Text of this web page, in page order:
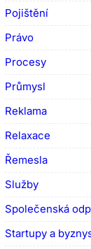
Pojištění
Právo
Procesy
Průmysl
Reklama
Relaxace
Řemesla
Služby
Společenská
Startupy a